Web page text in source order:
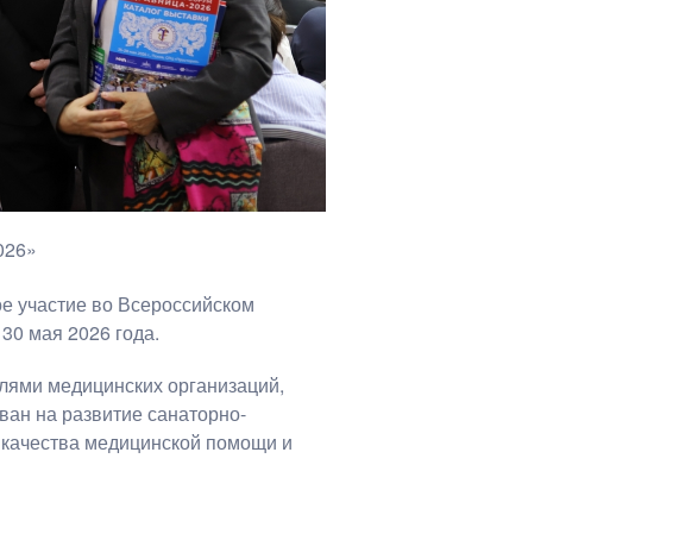
участие во Всероссийском
мая 2026 года.
медицинских организаций,
на развитие санаторно-
медицинской помощи и